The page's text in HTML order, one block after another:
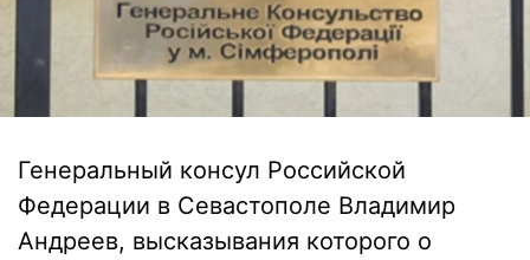
Генеральный консул Российской
Федерации в Севастополе Владимир
Андреев, высказывания которого о